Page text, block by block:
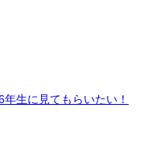
生に見てもらいたい！